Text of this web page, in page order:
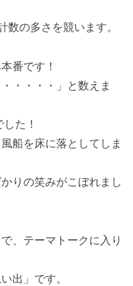
の多さを競います。
番です！
・・・・」と数えま
た！
船を床に落としてしま
りの笑みがこぼれまし
、テーマトークに入り
出」です。